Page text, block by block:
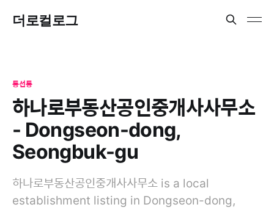
더로컬로그
동선동
하나로부동산공인중개사사무소
- Dongseon-dong,
Seongbuk-gu
하나로부동산공인중개사사무소 is a local
establishment listing in Dongseon-dong,